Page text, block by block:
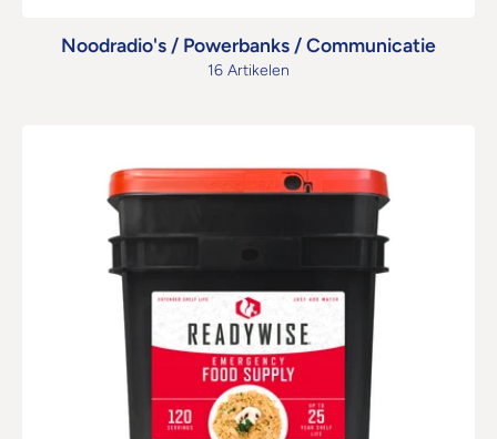
Noodradio's / Powerbanks / Communicatie
16 Artikelen